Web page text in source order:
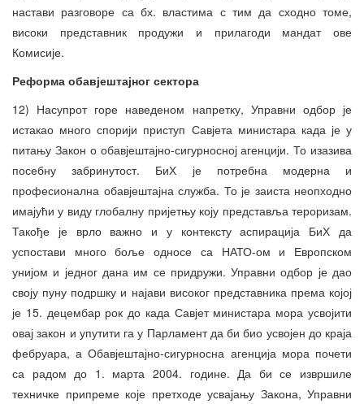
настави разговоре са бх. властима с тим да сходно томе,
високи представник продужи и прилагоди мандат ове
Комисије.
Реформа обавјештајног сектора
12) Насупрот горе наведеном напретку, Управни одбор је
истакао много спорији приступ Савјета министара када је у
питању Закон о обавјештајно-сигурносној агенцији. То изазива
посебну забринутост. БиХ је потребна модерна и
професионална обавјештајна служба. То је заиста неопходно
имајући у виду глобалну пријетњу коју представља тероризам.
Такође је врло важно и у контексту аспирација БиХ да
успостави много боље односе са НАТО-ом и Европском
унијом и једног дана им се придружи. Управни одбор је дао
своју пуну подршку и најави високог представника према којој
је 15. децембар рок до када Савјет министара мора усвојити
овај закон и упутити га у Парламент да би био усвојен до краја
фебруара, а Обавјештајно-сигурносна агенција мора почети
са радом до 1. марта 2004. године. Да би се извршиле
техничке припреме које претходе усвајању Закона, Управни